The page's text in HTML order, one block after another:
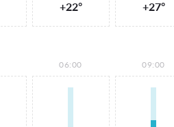
+22° +27°
06:00 09:00